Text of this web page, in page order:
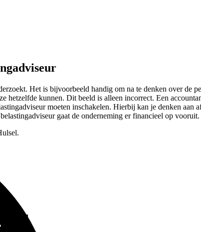
Het is bijvoorbeeld handig om na te denken over de
hetzelfde kunnen. Dit beeld is alleen incorrect. Een
moeten inschakelen. Hierbij kan je denken aan
gaat de onderneming er financieel op vooruit.